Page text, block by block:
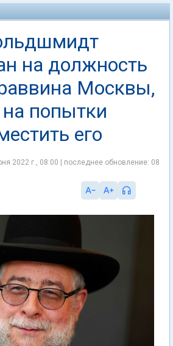
на должность
Москвы,
попытки
его
2022 г., 08:00 | последнее обновление: 08